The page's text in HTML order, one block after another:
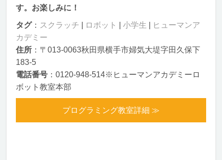
す。お楽しみに！
タグ： スクラッチ ロボット 小学生
ヒューマンア
カデミー
住所 ：〒013-0063秋田県横手市婦気大堤字田久保下
183-5
電話番号 ：0120-948-514※ヒューマンアカデミーロ
ボット教室本部
プログラミング教室詳細 ≫